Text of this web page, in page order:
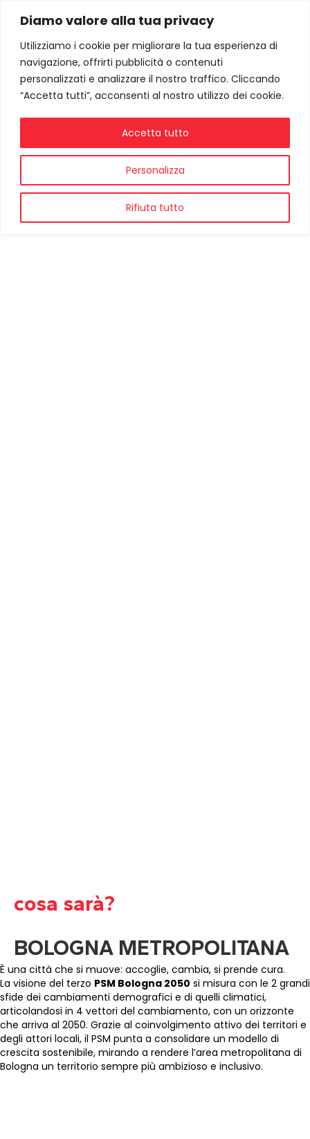
Diamo valore alla tua privacy
Utilizziamo i cookie per migliorare la tua esperienza di
navigazione, offrirti pubblicità o contenuti
personalizzati e analizzare il nostro traffico. Cliccando
“Accetta tutti”, acconsenti al nostro utilizzo dei cookie.
Personalizza
Rifiuta tutto
Accetta tutto
cosa sarà?
BOLOGNA METROPOLITANA
È una città che si muove: accoglie, cambia, si prende cura.
La visione del terzo PSM Bologna 2050 si misura con le 2 grandi
sfide dei cambiamenti demografici e di quelli climatici,
articolandosi in 4 vettori del cambiamento, con un orizzonte
che arriva al 2050. Grazie al coinvolgimento attivo dei territori e
degli attori locali, il PSM punta a consolidare un modello di
crescita sostenibile, mirando a rendere l’area metropolitana di
Bologna un territorio sempre più ambizioso e inclusivo.